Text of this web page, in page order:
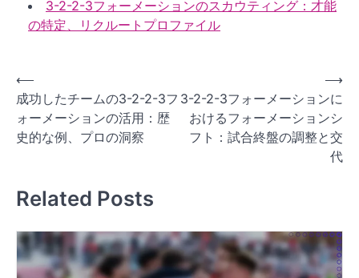
3-2-2-3フォーメーションのスカウティング：才能
の特定、リクルートプロファイル
P
o
s
a
v
i
⟵
成功したチームの3-2-2-3フ
ォーメーションの活用：歴
史的な例、プロの洞察
3-2-2-3フォーメーションに
おけるフォーメーションシ
フト：試合終盤の調整と交
代
⟶
Related Posts